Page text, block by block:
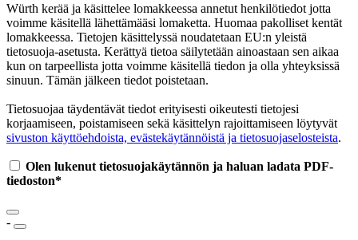
Würth kerää ja käsittelee lomakkeessa annetut henkilötiedot jotta
voimme käsitellä lähettämääsi lomaketta. Huomaa pakolliset kentät
lomakkeessa. Tietojen käsittelyssä noudatetaan EU:n yleistä
tietosuoja-asetusta. Kerättyä tietoa säilytetään ainoastaan sen aikaa
kun on tarpeellista jotta voimme käsitellä tiedon ja olla yhteyksissä
sinuun. Tämän jälkeen tiedot poistetaan.
Tietosuojaa täydentävät tiedot erityisesti oikeutesti tietojesi
korjaamiseen, poistamiseen sekä käsittelyn rajoittamiseen löytyvät
sivuston käyttöehdoista, evästekäytännöistä ja tietosuojaselosteista.
Olen lukenut tietosuojakäytännön ja haluan ladata PDF-
tiedoston*
-